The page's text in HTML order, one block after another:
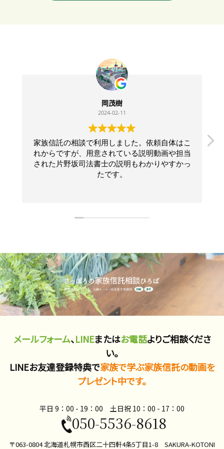
岡茂樹
2024-02-11
家族信託の相談で利用しました。依頼自体はこ
れからですが、用意されている説明動画や担当
された片野坂司法書士の説明もわかりやすかっ
たです。
メールフォーム、LINEまたはお電話よりご相談くださ
い。
LINEお友達登録特典で家族で学ぶ家族信託の動画を
プレゼント中です。
平日 9：00 - 19：00 土日祝 10：00​ - 17：00
050-5536-8618
〒063-0804 北海道札幌市西区二十四軒4条5丁目1-8 SAKURA-KOTONI